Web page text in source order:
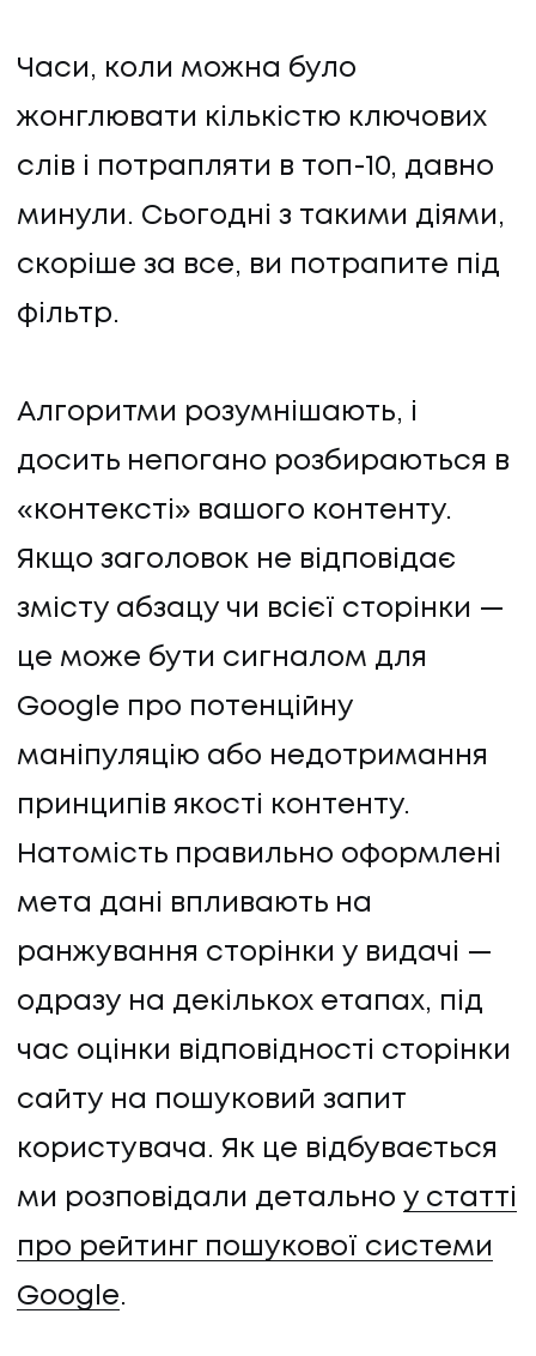
Часи, коли можна було
жонглювати кількістю ключових
слів і потрапляти в топ-10, давно
минули. Сьогодні з такими діями,
скоріше за все, ви потрапите під
фільтр.
Алгоритми розумнішають, і
досить непогано розбираються в
«контексті» вашого контенту.
Якщо заголовок не відповідає
змісту абзацу чи всієї сторінки —
це може бути сигналом для
Google про потенційну
маніпуляцію або недотримання
принципів якості контенту.
Натомість правильно оформлені
мета дані впливають на
ранжування сторінки у видачі —
одразу на декількох етапах, під
час оцінки відповідності сторінки
сайту на пошуковий запит
користувача. Як це відбувається
ми розповідали детально у статті
про рейтинг пошукової системи
Google.